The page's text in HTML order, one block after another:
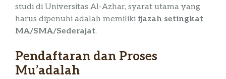
studi di Universitas Al-Azhar, syarat utama yang
harus dipenuhi adalah memiliki ijazah setingkat
MA/SMA/Sederajat.
Pendaftaran dan Proses
Mu’adalah